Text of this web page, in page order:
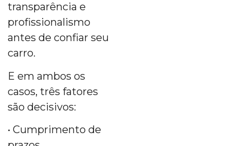
transparência e
profissionalismo
antes de confiar seu
carro.
E em ambos os
casos, três fatores
são decisivos:
• Cumprimento de